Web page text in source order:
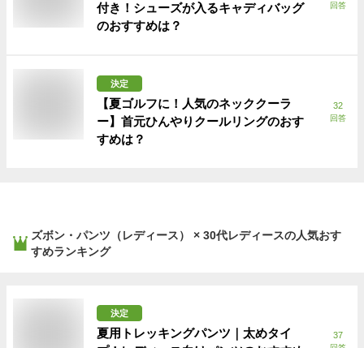
付き！シューズが入るキャディバッグ
のおすすめは？
回答
決定
【夏ゴルフに！人気のネッククーラ
ー】首元ひんやりクールリングのおす
すめは？
32
回答
ズボン・パンツ（レディース） × 30代レディースの人気おす
すめランキング
決定
夏用トレッキングパンツ｜太めタイ
37